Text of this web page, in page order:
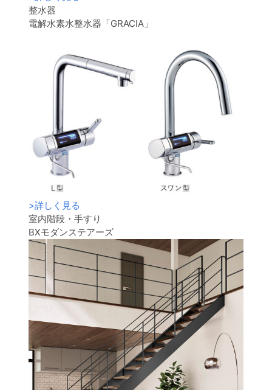
整水器
電解水素水整水器「GRACIA」
>詳しく見る
室内階段・手すり
BXモダンステアーズ